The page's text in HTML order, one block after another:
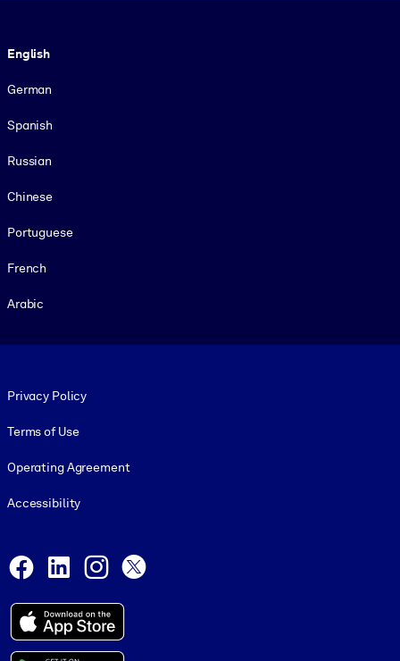
English
German
Spanish
Russian
Chinese
Portuguese
French
Arabic
Privacy Policy
Terms of Use
Operating Agreement
Accessibility
Facebook
LinkedInInstagram